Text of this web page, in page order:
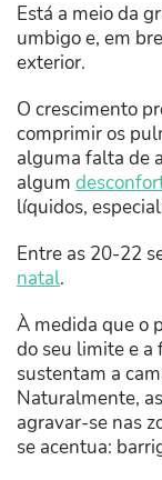
Está a meio da
umbigo e, em
exterior.
O crescimento
comprimir os
alguma falta de
algum
líquidos,
Entre as 20-22
natal.
À medida que o
do seu limite e a
sustentam a
Naturalmente, as
agravar-se nas
se acentua: